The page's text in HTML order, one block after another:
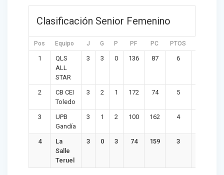
Clasificación Senior Femenino
Pos Equipo J G P PF PC PTOS
1
QLS
ALL
STAR
3 3 0 136 87 6
2
CB CEI
Toledo
3 2 1 172 74 5
3
UPB
Gandía
3 1 2 100 162 4
4
La
Salle
Teruel
3 0 3 74 159 3